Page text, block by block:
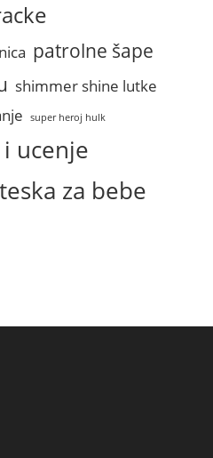
patrolne šape
shimmer shine lutke
super heroj hulk
ucenje
za bebe